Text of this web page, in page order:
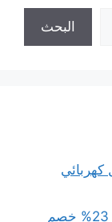
البحث
افضل كهربائي